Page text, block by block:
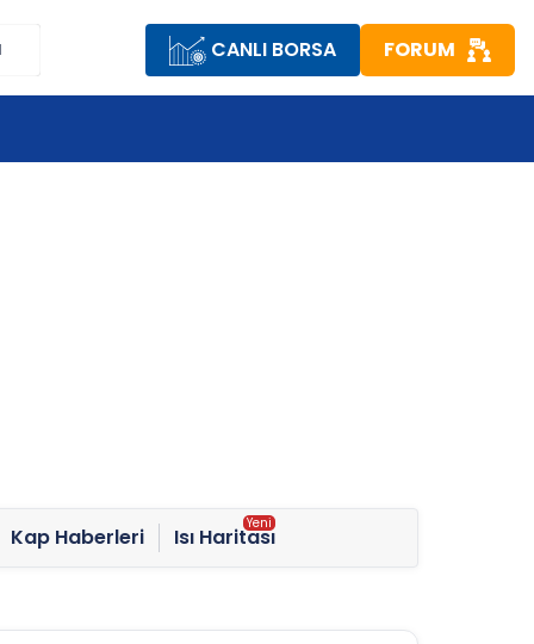
CANLI BORSA FORUM
Kap Haberleri Isı Haritası